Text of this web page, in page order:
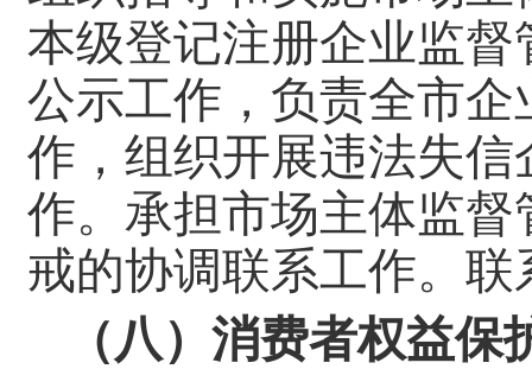
本级登记注册企业监
公示工作，负责全市
作，组织开展违法失信
作。承担市场主体监
戒的协调联系工作。 联
（八）消费者权益保